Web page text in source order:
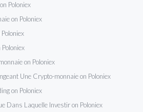
Poloniex
on Poloniex
on Poloniex
Une Crypto-monnaie on Poloniex
on Poloniex
Dans Laquelle Investir on Poloniex